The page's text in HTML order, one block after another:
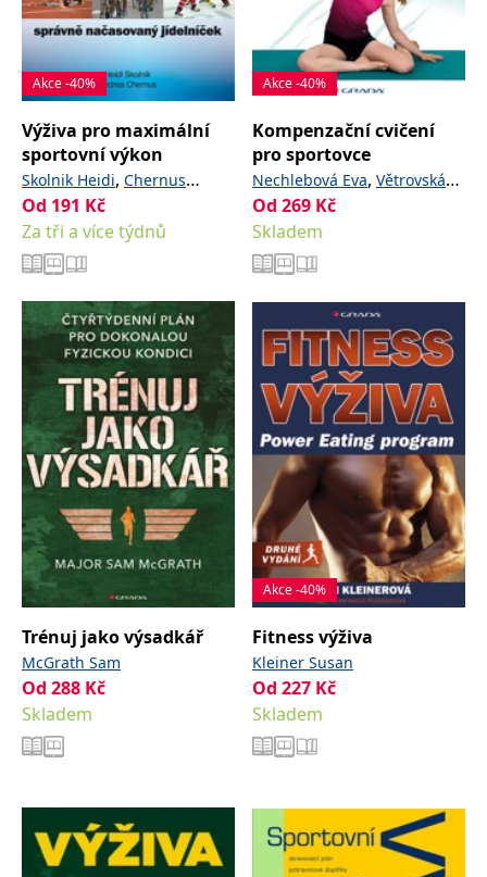
Akce -40%
Výživa pro maximální
sportovní výkon
Skolnik Heidi, Chernus
Andrea
Od 191 Kč
Za tři a více týdnů
Akce -40%
Kompenzační cvičení
pro sportovce
Nechlebová Eva, Větrovská
Renata
Od 269 Kč
Skladem
Trénuj jako výsadkář
McGrath Sam
Od 288 Kč
Skladem
Akce -40%
Fitness výživa
Kleiner Susan
Od 227 Kč
Skladem